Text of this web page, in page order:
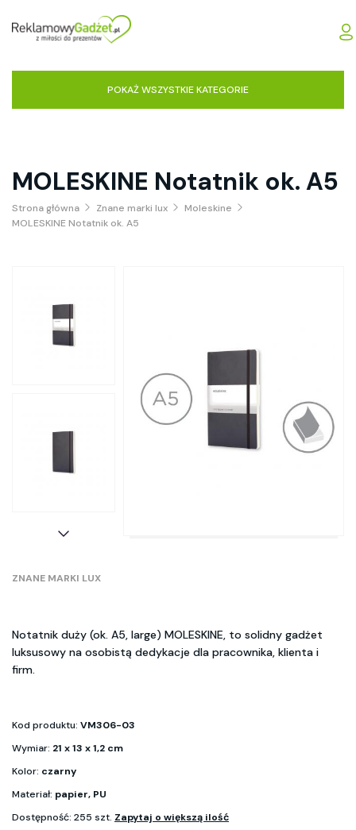
POKAŻ WSZYSTKIE KATEGORIE
MOLESKINE Notatnik ok. A5
Strona główna Znane marki lux
Moleskine
MOLESKINE Notatnik ok. A5
ZNANE MARKI LUX
Notatnik duży (ok. A5, large) MOLESKINE, to solidny gadżet
luksusowy na osobistą dedykacje dla pracownika, klienta i
firm.
Kod produktu: VM306-03
Wymiar: 21 x 13 x 1,2 cm
Kolor: czarny
Materiał: papier, PU
Dostępność: 255 szt. Zapytaj o większą ilość